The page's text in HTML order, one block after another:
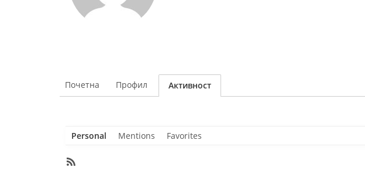
Почетна Профил Активност
Personal Mentions Favorites